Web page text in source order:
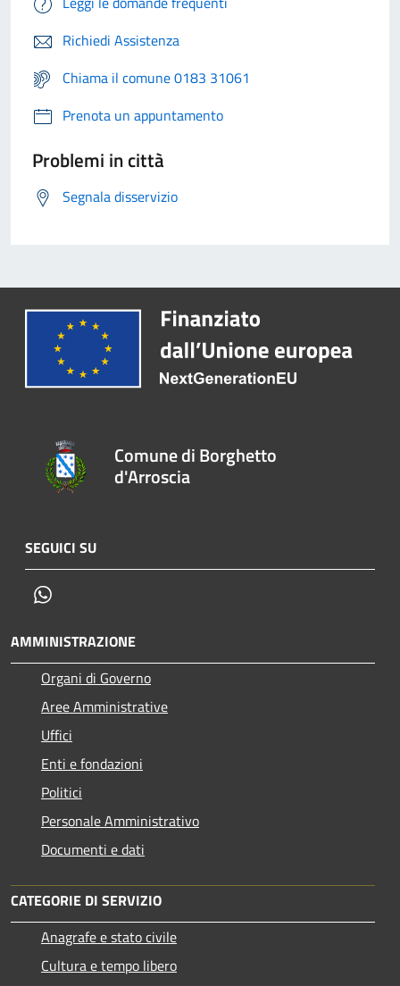
Richiedi Assistenza
Chiama il comune 0183 31061
Prenota un appuntamento
Problemi in città
Segnala disservizio
Comune di Borghetto
d'Arroscia
SEGUICI SU
AMMINISTRAZIONE
Organi di Governo
Aree Amministrative
Uffici
Enti e fondazioni
Politici
Personale Amministrativo
Documenti e dati
CATEGORIE DI SERVIZIO
Anagrafe e stato civile
Cultura e tempo libero